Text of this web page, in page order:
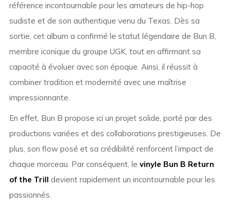
référence incontournable pour les amateurs de hip-hop
sudiste et de son authentique venu du Texas. Dès sa
sortie, cet album a confirmé le statut légendaire de Bun B,
membre iconique du groupe UGK, tout en affirmant sa
capacité à évoluer avec son époque. Ainsi, il réussit à
combiner tradition et modernité avec une maîtrise
impressionnante.
En effet, Bun B propose ici un projet solide, porté par des
productions variées et des collaborations prestigieuses. De
plus, son flow posé et sa crédibilité renforcent l’impact de
chaque morceau. Par conséquent, le vinyle Bun B Return
of the Trill devient rapidement un incontournable pour les
passionnés.